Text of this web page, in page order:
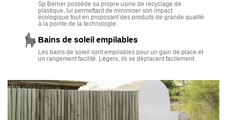
Réalisés à100% en plastique recyclé, ils s’inscrivent
dans une démarche écologique tout en proposant un
excellent rapport qualité-prix.
Sp Berner possède sa propre usine de recyclage de
plastique, lui permettant de minimiser son impact
écologique tout en proposant des produits de grande qualité
à la pointe de la technologie.
Bains de soleil empilables
Les bains de soleil sont empilables pour un gain de place et
un rangement facilité. Légers, ils se déplacent facilement.